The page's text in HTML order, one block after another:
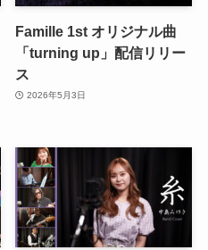
Famille 1st オリジナル曲
「turning up」配信リリー
ス
2026年5月3日